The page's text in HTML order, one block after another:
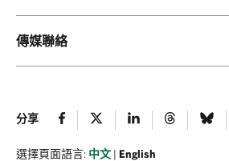
傳媒聯絡
分享
選擇頁面語言: 中文 | English